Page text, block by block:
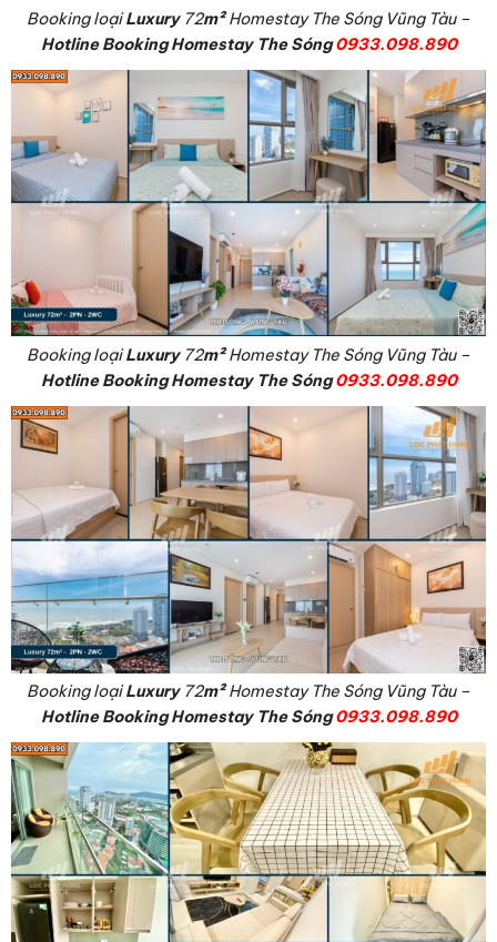
Booking loạiLuxury72m²Homestay The Sóng Vũng Tàu –
Hotline Booking Homestay The Sóng0933.098.890
Booking loạiLuxury72m²Homestay The Sóng Vũng Tàu –
Hotline Booking Homestay The Sóng0933.098.890
Booking loạiLuxury72m²Homestay The Sóng Vũng Tàu –
Hotline Booking Homestay The Sóng0933.098.890